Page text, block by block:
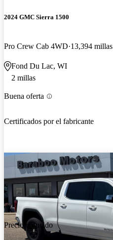
2024 GMC Sierra 1500
Pro Crew Cab 4WD 13,394 millas
Fond Du Lac, WI
2 millas
Buena oferta
Certificados por el fabricante
Precio reducido